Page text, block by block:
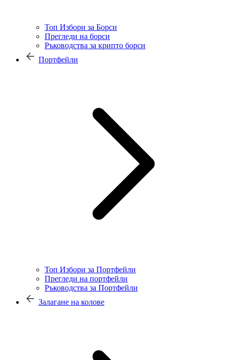
Топ Избори за Борси
Прегледи на борси
Ръководства за крипто борси
Портфейли
Топ Избори за Портфейли
Прегледи на портфейли
Ръководства за Портфейли
Залагане на колове